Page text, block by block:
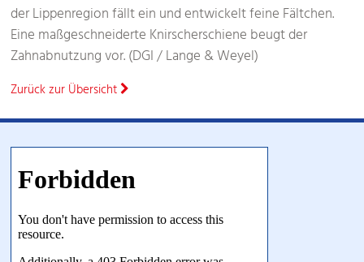
der Lippenregion fällt ein und entwickelt feine Fältchen.
Eine maßgeschneiderte Knirscherschiene beugt der
Zahnabnutzung vor. (DGI / Lange & Weyel)
Zurück zur Übersicht